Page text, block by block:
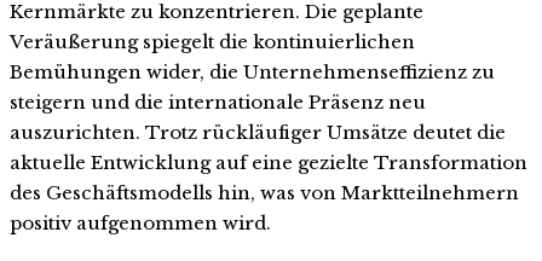
Kernmärkte zu konzentrieren. Die geplante
Veräußerung spiegelt die kontinuierlichen
Bemühungen wider, die Unternehmenseffizienz zu
steigern und die internationale Präsenz neu
auszurichten. Trotz rückläufiger Umsätze deutet die
aktuelle Entwicklung auf eine gezielte Transformation
des Geschäftsmodells hin, was von Marktteilnehmern
positiv aufgenommen wird.